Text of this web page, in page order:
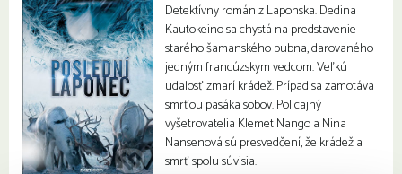
Detektívny román z Laponska. Dedina
Kautokeino sa chystá na predstavenie
starého šamanského bubna, darovaného
jedným francúzskym vedcom. Veľkú
udalosť zmarí krádež. Prípad sa zamotáva
smrťou pasáka sobov. Policajný
vyšetrovatelia Klemet Nango a Nina
Nansenová sú presvedčení, že krádež a
smrť spolu súvisia.